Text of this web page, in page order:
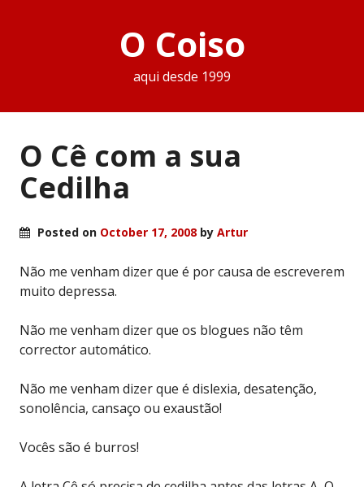
O Coiso
aqui desde 1999
O Cê com a sua
Cedilha
Posted on October 17, 2008 by Artur
Não me venham dizer que é por causa de escreverem
muito depressa.
Não me venham dizer que os blogues não têm
corrector automático.
Não me venham dizer que é dislexia, desatenção,
sonolência, cansaço ou exaustão!
Vocês são é burros!